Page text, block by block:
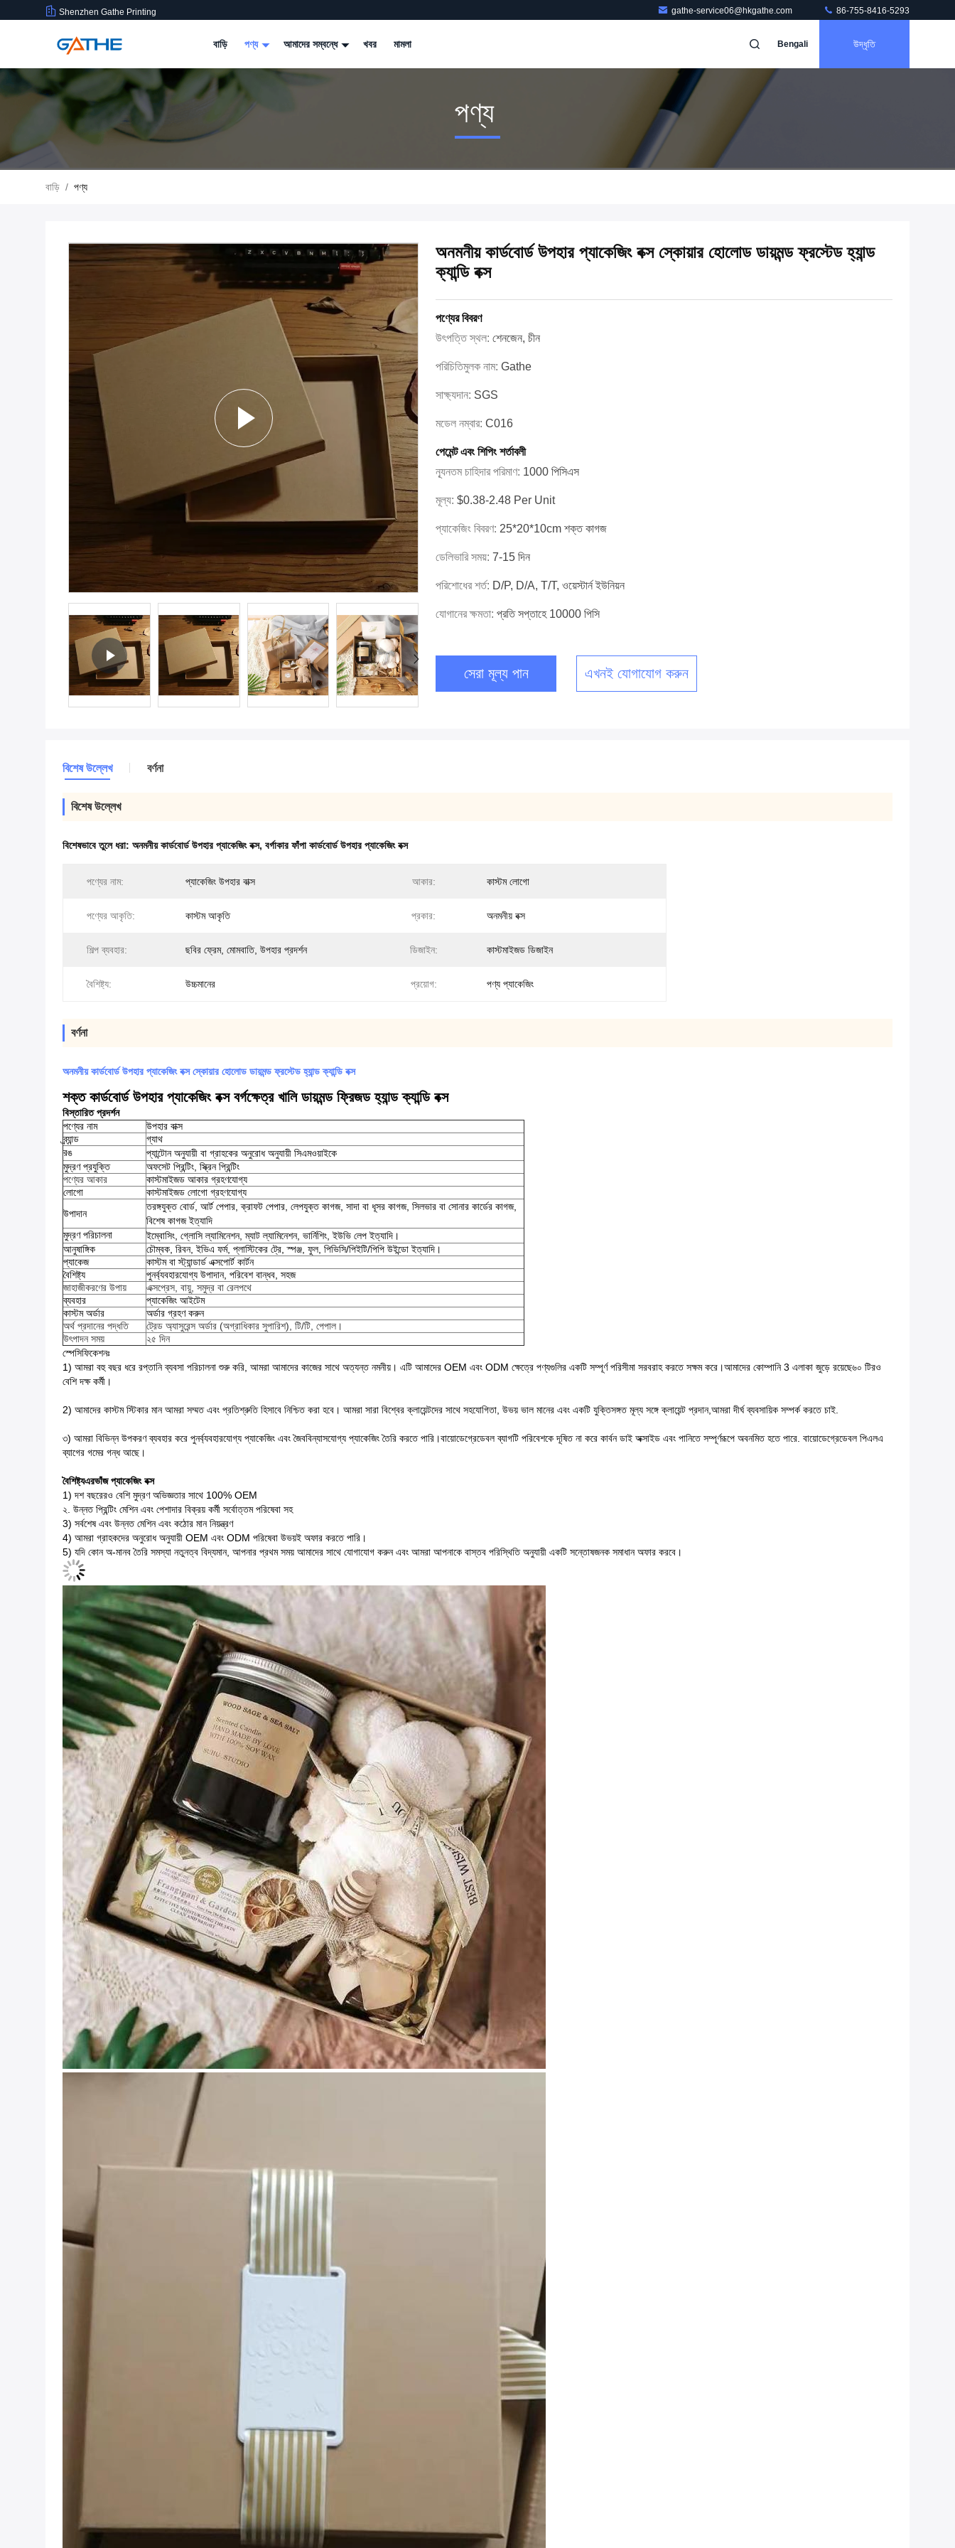
Shenzhen Gathe Printing gathe-service06@hkgathe.com 86-755-8416-5293
বাড়ি পণ্য আমাদের সম্বন্ধে খবর মামলা Bengali উদ্ধৃতি
পণ্য
বাড়ি / পণ্য
অনমনীয় কার্ডবোর্ড উপহার প্যাকেজিং বক্স স্কোয়ার হোলোড ডায়মন্ড ফ্রস্টেড হ্যান্ড
ক্যান্ডি বক্স
পণ্যের বিবরণ
উৎপত্তি স্থল: শেনজেন, চীন
পরিচিতিমুলক নাম: Gathe
সাক্ষ্যদান: SGS
মডেল নম্বার: C016
পেমেন্ট এবং শিপিং শর্তাবলী
ন্যূনতম চাহিদার পরিমাণ: 1000 পিসিএস
মূল্য: $0.38-2.48 Per Unit
প্যাকেজিং বিবরণ: 25*20*10cm শক্ত কাগজ
ডেলিভারি সময়: 7-15 দিন
পরিশোধের শর্ত: D/P, D/A, T/T, ওয়েস্টার্ন ইউনিয়ন
যোগানের ক্ষমতা: প্রতি সপ্তাহে 10000 পিসি
সেরা মূল্য পান এখনই যোগাযোগ করুন
বিশেষ উল্লেখ বর্ণনা
বিশেষ উল্লেখ
বিশেষভাবে তুলে ধরা: অনমনীয় কার্ডবোর্ড উপহার প্যাকেজিং বক্স, বর্গাকার ফাঁপা কার্ডবোর্ড উপহার প্যাকেজিং বক্স
পণ্যের নাম: প্যাকেজিং উপহার বাক্স আকার: কাস্টম লোগো
পণ্যের আকৃতি: কাস্টম আকৃতি প্রকার: অনমনীয় বক্স
শিল্প ব্যবহার: ছবির ফ্রেম, মোমবাতি, উপহার প্রদর্শন ডিজাইন: কাস্টমাইজড ডিজাইন
বৈশিষ্ট্য: উচ্চমানের প্রয়োগ: পণ্য প্যাকেজিং
বর্ণনা
অনমনীয় কার্ডবোর্ড উপহার প্যাকেজিং বক্স স্কোয়ার হোলোড ডায়মন্ড ফ্রস্টেড হ্যান্ড ক্যান্ডি বক্স
শক্ত কার্ডবোর্ড উপহার প্যাকেজিং বক্স বর্গক্ষেত্র খালি ডায়মন্ড ফ্রিজড হ্যান্ড ক্যান্ডি বক্স
বিস্তারিত প্রদর্শন
পণ্যের নাম
উপহার বাক্স
ব্র্যান্ড
গ্যাথ
রঙ
প্যান্টোন অনুযায়ী বা গ্রাহকের অনুরোধ অনুযায়ী সিএমওয়াইকে
মুদ্রণ প্রযুক্তি
অফসেট প্রিন্টিং, স্ক্রিন প্রিন্টিং
পণ্যের আকার
কাস্টমাইজড আকার গ্রহণযোগ্য
লোগো
কাস্টমাইজড লোগো গ্রহণযোগ্য
উপাদান
তরঙ্গযুক্ত বোর্ড, আর্ট পেপার, ক্রাফট পেপার, লেপযুক্ত কাগজ, সাদা বা ধূসর কাগজ, সিলভার বা সোনার কার্ডের কাগজ,
বিশেষ কাগজ ইত্যাদি
মুদ্রণ পরিচালনা
ইম্বোসিং, গ্লোসি ল্যামিনেশন, ম্যাট ল্যামিনেশন, ভার্নিশিং, ইউভি লেপ ইত্যাদি।
আনুষাঙ্গিক
চৌম্বক, রিবন, ইভিএ ফর্ম, প্লাস্টিকের ট্রে, স্পঞ্জ, ফুল, পিভিসি/পিইটি/পিপি উইন্ডো ইত্যাদি।
প্যাকেজ
কাস্টম বা স্ট্যান্ডার্ড এক্সপোর্ট কার্টন
বৈশিষ্ট্য
পুনর্ব্যবহারযোগ্য উপাদান, পরিবেশ বান্ধব, সহজ
জাহাজীকরণের উপায়
এক্সপ্রেস, বায়ু, সমুদ্র বা রেলপথে
ব্যবহার
প্যাকেজিং আইটেম
কাস্টম অর্ডার
অর্ডার গ্রহণ করুন
অর্থ প্রদানের পদ্ধতি
ট্রেড অ্যাসুরেন্স অর্ডার (অগ্রাধিকার সুপারিশ), টি/টি, পেপাল।
উৎপাদন সময়
২৫ দিন
স্পেসিফিকেশনঃ
1) আমরা বহু বছর ধরে রপ্তানি ব্যবসা পরিচালনা শুরু করি, আমরা আমাদের কাজের সাথে অত্যন্ত নমনীয়। এটি আমাদের OEM এবং ODM ক্ষেত্রে পণ্যগুলির একটি সম্পূর্ণ পরিসীমা সরবরাহ করতে সক্ষম করে।আমাদের কোম্পানি 3 এলাকা জুড়ে রয়েছে৬০ টিরও
বেশি দক্ষ কর্মী।
2) আমাদের কাস্টম স্টিকার মান আমরা সম্মত এবং প্রতিশ্রুতি হিসাবে নিশ্চিত করা হবে। আমরা সারা বিশ্বের ক্লায়েন্টদের সাথে সহযোগিতা, উভয় ভাল মানের এবং একটি যুক্তিসঙ্গত মূল্য সঙ্গে ক্লায়েন্ট প্রদান,আমরা দীর্ঘ ব্যবসায়িক সম্পর্ক করতে চাই.
৩) আমরা বিভিন্ন উপকরণ ব্যবহার করে পুনর্ব্যবহারযোগ্য প্যাকেজিং এবং জৈববিন্যাসযোগ্য প্যাকেজিং তৈরি করতে পারি।বায়োডেগ্রেডেবল ব্যাগটি পরিবেশকে দূষিত না করে কার্বন ডাই অক্সাইড এবং পানিতে সম্পূর্ণরূপে অবনমিত হতে পারে. বায়োডেগ্রেডেবল পিএলএ
ব্যাগের গমের গন্ধ আছে।
বৈশিষ্ট্যএরভাঁজ প্যাকেজিং বক্স
1) দশ বছরেরও বেশি মুদ্রণ অভিজ্ঞতার সাথে 100% OEM
২. উন্নত প্রিন্টিং মেশিন এবং পেশাদার বিক্রয় কর্মী সর্বোত্তম পরিষেবা সহ
3) সর্বশেষ এবং উন্নত মেশিন এবং কঠোর মান নিয়ন্ত্রণ
4) আমরা গ্রাহকদের অনুরোধ অনুযায়ী OEM এবং ODM পরিষেবা উভয়ই অফার করতে পারি।
5) যদি কোন অ-মানব তৈরি সমস্যা নতুনত্ব বিদ্যমান, আপনার প্রথম সময় আমাদের সাথে যোগাযোগ করুন এবং আমরা আপনাকে বাস্তব পরিস্থিতি অনুযায়ী একটি সন্তোষজনক সমাধান অফার করবে।